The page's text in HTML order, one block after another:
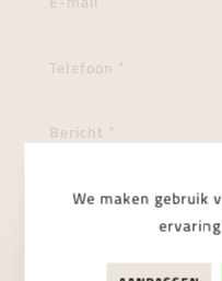
We maken gebruik